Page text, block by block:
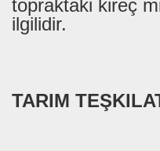
topraktaki kireç
ilgilidir.
TARIM